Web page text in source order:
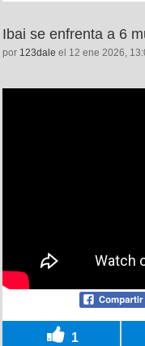
Ibai se enfrenta a 6
por 123dale el 12 ene 2026,
1